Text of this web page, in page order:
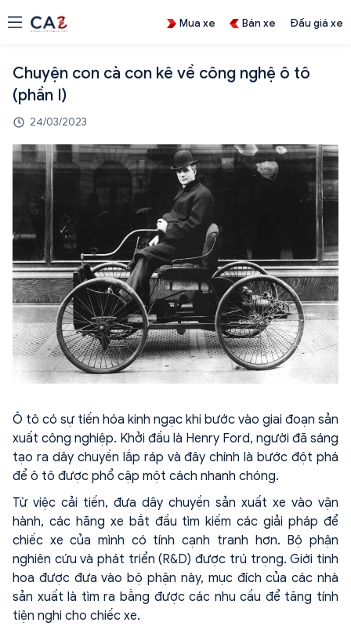
Mua xe Bán xe Đấu giá xe
Chuyện con cà con kê về công nghệ ô tô
(phần I)
24/03/2023
Ô tô có sự tiến hóa kinh ngạc khi bước vào giai đoạn sản
xuất công nghiệp. Khởi đầu là Henry Ford, người đã sáng
tạo ra dây chuyền lắp ráp và đây chính là bước đột phá
để ô tô được phổ cập một cách nhanh chóng.
Từ việc cải tiến, đưa dây chuyền sản xuất xe vào vận
hành, các hãng xe bắt đầu tìm kiếm các giải pháp để
chiếc xe của mình có tính cạnh tranh hơn. Bộ phận
nghiên cứu và phát triển (R&D) được trú trọng. Giới tinh
hoa được đưa vào bộ phận này, mục đích của các nhà
sản xuất là tìm ra bằng được các nhu cầu để tăng tính
tiện nghi cho chiếc xe.